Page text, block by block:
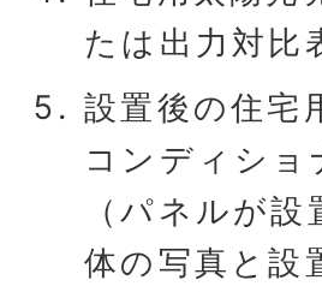
たは出力対比
設置後の住宅
コンディシ
（パネルが
体の写真と設